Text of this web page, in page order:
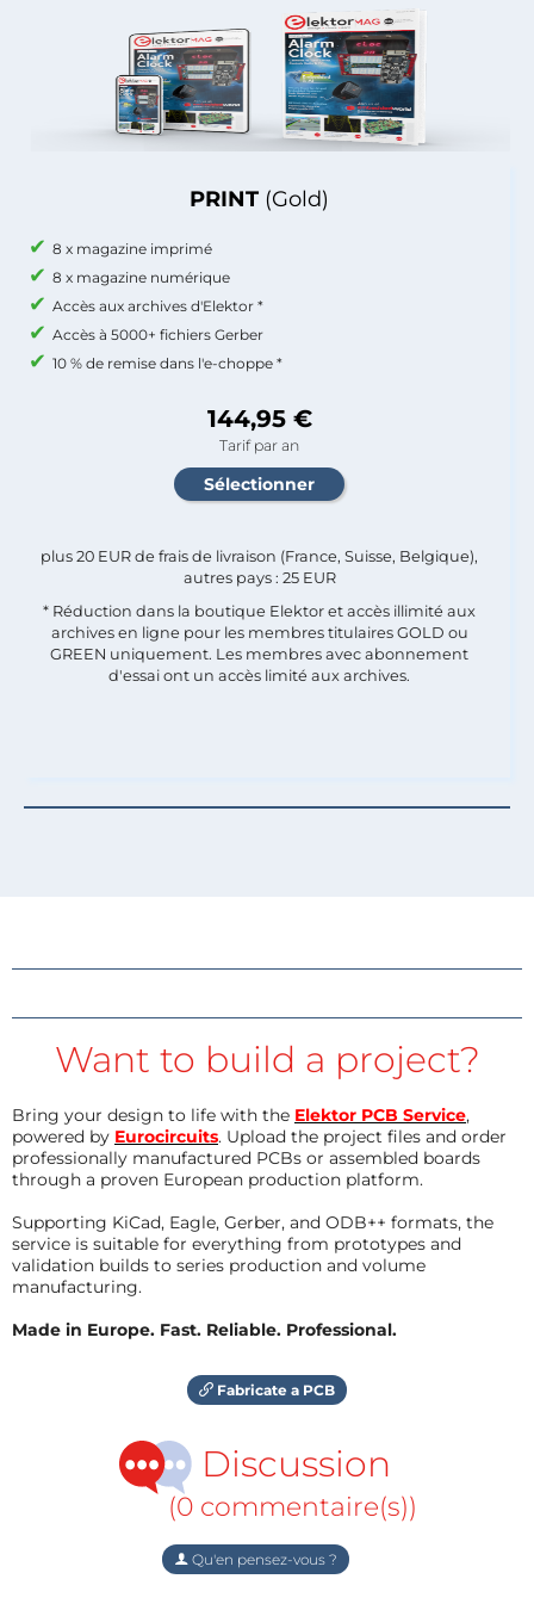
PRINT (Gold)
8 x magazine imprimé
8 x magazine numérique
Accès aux archives d'Elektor *
Accès à 5000+ fichiers Gerber
10 % de remise dans l'e-choppe *
144,95 €
Tarif par an
plus 20 EUR de frais de livraison (France, Suisse, Belgique),
autres pays : 25 EUR
* Réduction dans la boutique Elektor et accès illimité aux
archives en ligne pour les membres titulaires GOLD ou
GREEN uniquement. Les membres avec abonnement
d'essai ont un accès limité aux archives.
Want to build a project?
Bring your design to life with the Elektor PCB Service,
powered by Eurocircuits. Upload the project files and order
professionally manufactured PCBs or assembled boards
through a proven European production platform.
Supporting KiCad, Eagle, Gerber, and ODB++ formats, the
service is suitable for everything from prototypes and
validation builds to series production and volume
manufacturing.
Made in Europe. Fast. Reliable. Professional.
Fabricate a PCB
Discussion
(0 commentaire(s))
Qu'en pensez-vous ?